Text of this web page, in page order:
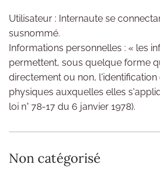
Utilisateur : Internaute se
susnommé.
Informations personnelles : « les
permettent, sous quelque forme
directement ou non, l'identification
physiques auxquelles elles
loi n° 78-17 du 6 janvier 1978).
Non catégorisé